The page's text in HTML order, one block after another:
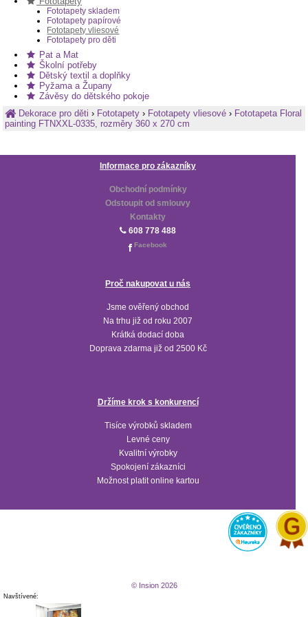
Fototapety skladem
Fototapety papírové
Fototapety vliesové
Fototapety pro děti
Pat a Mat
Školní potřeby
Dětský textil a doplňky
Pyžama a Župany
Závěsy do dětského pokoje
Dekorace pro děti› Fototapety › Fototapety vliesové › Fototapeta Floral
painting FTNXXL-0335, rozměry 360 x 270 cm
Informace pro zákazníky
Obchodní podmínky
Odstoupit od smlouvy
Kontakty
608 778 488
Facebook
Proč nakupovat u nás
Jsme ověřený obchod
Na trhu již od roku 2007
Krátká dodací doba
Doprava zdarma již od 2500 Kč
Držíme krok s konkurencí
Tisíce výrobků skladem
Levné ceny
Kvalitní výrobky
Spokojení zákazníci
Možnost platit online kartou
© Insion 2026
Navštívené: